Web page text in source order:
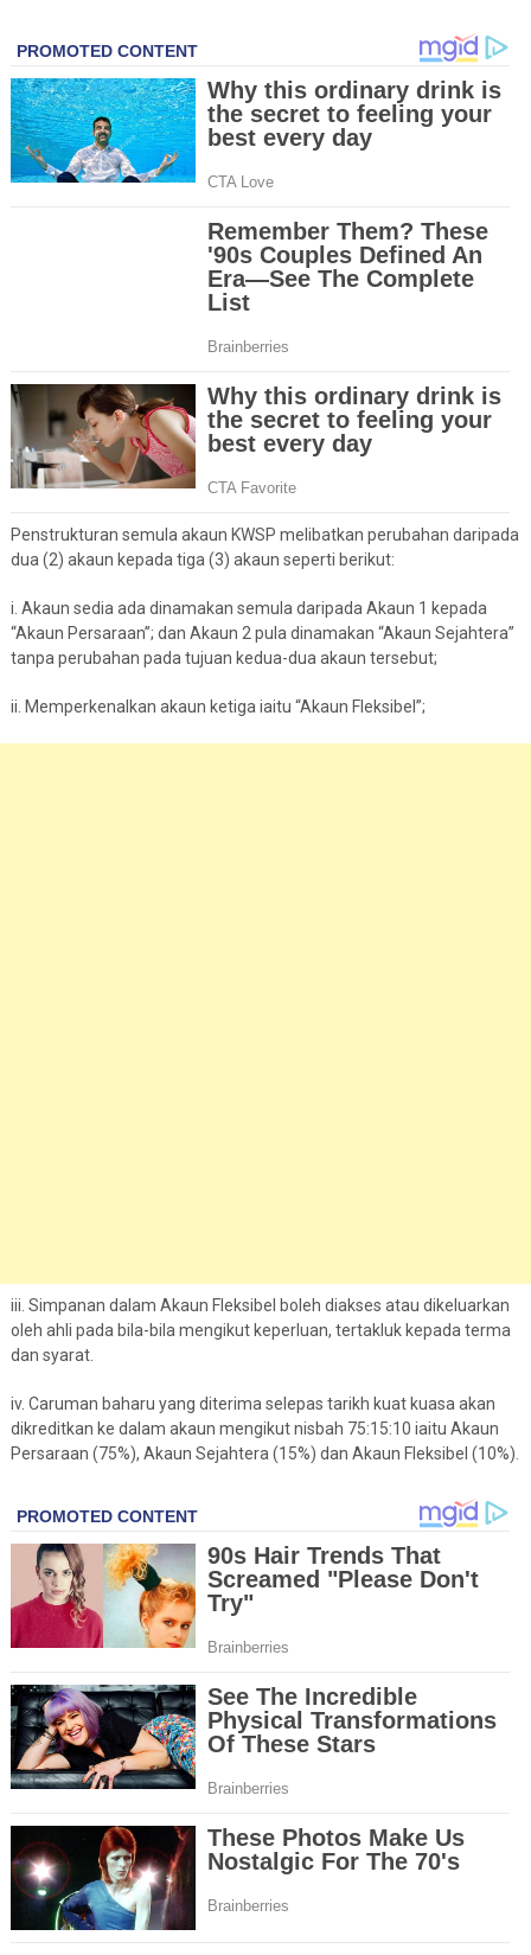
Penstrukturan semula akaun KWSP melibatkan perubahan daripada
dua (2) akaun kepada tiga (3) akaun seperti berikut:
i. Akaun sedia ada dinamakan semula daripada Akaun 1 kepada
“Akaun Persaraan”; dan Akaun 2 pula dinamakan “Akaun Sejahtera”
tanpa perubahan pada tujuan kedua-dua akaun tersebut;
ii. Memperkenalkan akaun ketiga iaitu “Akaun Fleksibel”;
iii. Simpanan dalam Akaun Fleksibel boleh diakses atau dikeluarkan
oleh ahli pada bila-bila mengikut keperluan, tertakluk kepada terma
dan syarat.
iv. Caruman baharu yang diterima selepas tarikh kuat kuasa akan
dikreditkan ke dalam akaun mengikut nisbah 75:15:10 iaitu Akaun
Persaraan (75%), Akaun Sejahtera (15%) dan Akaun Fleksibel (10%).